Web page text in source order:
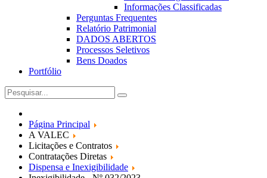
Informações Classificadas
Perguntas Frequentes
Relatório Patrimonial
DADOS ABERTOS
Processos Seletivos
Bens Doados
Portfólio
Página Principal
A VALEC
Licitações e Contratos
Contratações Diretas
Dispensa e Inexigibilidade